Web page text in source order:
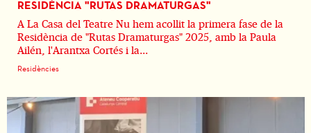
RESIDÈNCIA "RUTAS DRAMATURGAS"
A La Casa del Teatre Nu hem acollit la primera fase de la
Residència de "Rutas Dramaturgas" 2025, amb la Paula
Ailén, l'Arantxa Cortés i la...
Residències